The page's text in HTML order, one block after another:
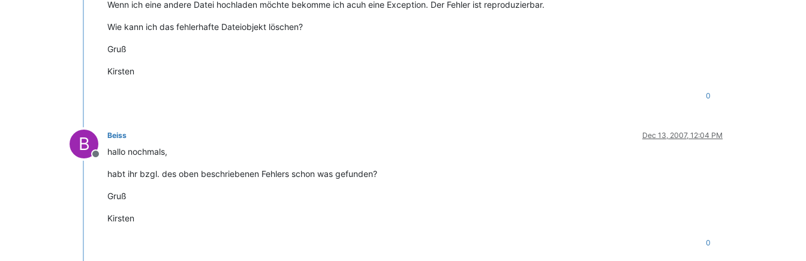
Wenn ich eine andere Datei hochladen möchte bekomme ich acuh eine Exception. Der Fehler ist reproduzierbar.
Wie kann ich das fehlerhafte Dateiobjekt löschen?
Gruß
Kirsten
0
B
Offline
Beiss Dec 13, 2007, 12:04 PM
hallo nochmals,
habt ihr bzgl. des oben beschriebenen Fehlers schon was gefunden?
Gruß
Kirsten
0